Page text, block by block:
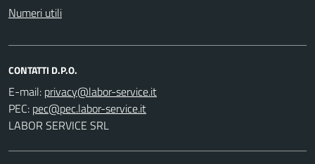
Numeri utili
CONTATTI D.P.O.
E-mail:
PEC:
LABOR SERVICE SRL